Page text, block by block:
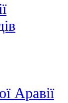
Аравії